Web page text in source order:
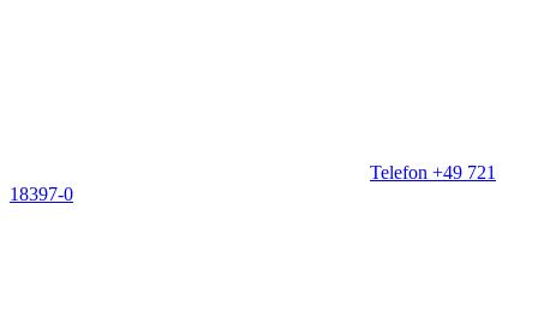
Telefon +49 721
18397-0